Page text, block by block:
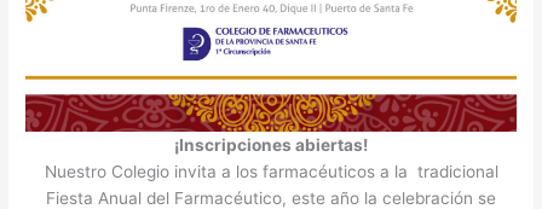
¡Inscripciones abiertas!
Nuestro Colegio invita a los farmacéuticos a la tradicional
Fiesta Anual del Farmacéutico, este año la celebración se